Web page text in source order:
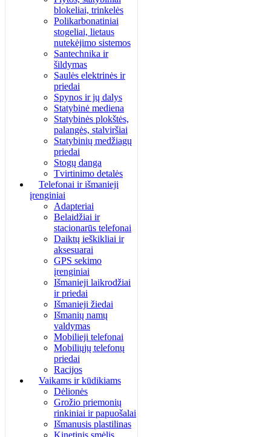
blokeliai, trinkelės
Polikarbonatiniai
stogeliai, lietaus
nutekėjimo sistemos
Santechnika ir
šildymas
Saulės elektrinės ir
priedai
Spynos ir jų dalys
Statybinė mediena
Statybinės plokštės,
palangės, stalviršiai
Statybinių medžiagų
priedai
Stogų danga
Tvirtinimo detalės
Telefonai ir išmanieji
įrenginiai
Adapteriai
Belaidžiai ir
stacionarūs telefonai
Daiktų ieškikliai ir
aksesuarai
GPS sekimo
įrenginiai
Išmanieji laikrodžiai
ir priedai
Išmanieji žiedai
Išmanių namų
valdymas
Mobilieji telefonai
Mobiliųjų telefonų
priedai
Racijos
Vaikams ir kūdikiams
Dėlionės
Grožio priemonių
rinkiniai ir papuošalai
Išmanusis plastilinas
Kinetinis smėlis